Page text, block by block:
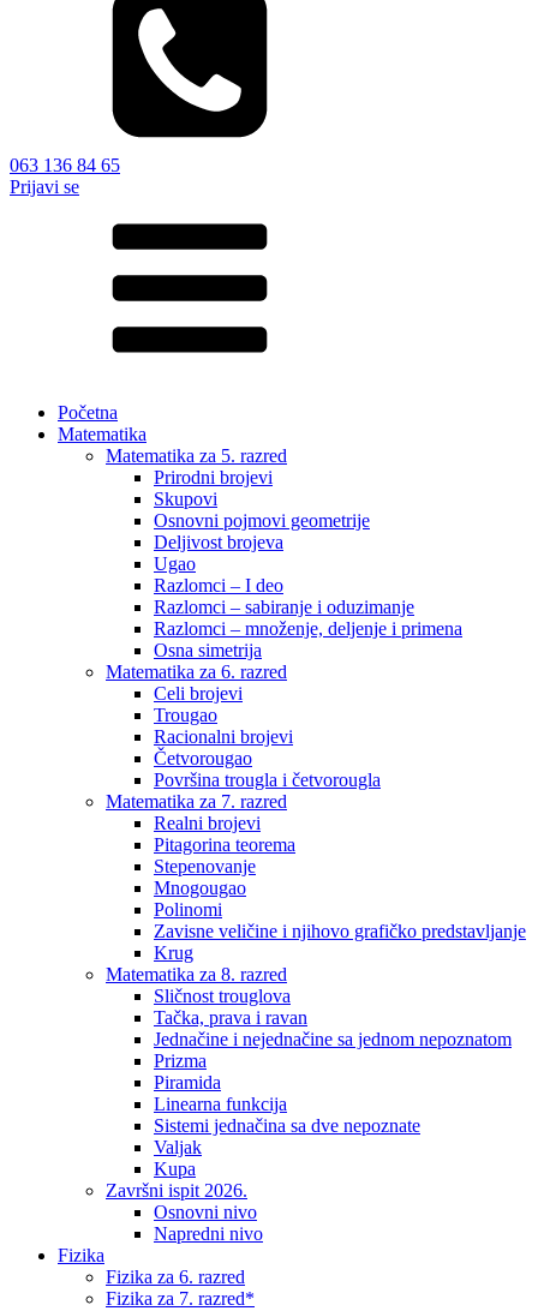
063 136 84 65
Prijavi se
Početna
Matematika
Matematika za 5. razred
Prirodni brojevi
Skupovi
Osnovni pojmovi geometrije
Deljivost brojeva
Ugao
Razlomci – I deo
Razlomci – sabiranje i oduzimanje
Razlomci – množenje, deljenje i primena
Osna simetrija
Matematika za 6. razred
Celi brojevi
Trougao
Racionalni brojevi
Četvorougao
Površina trougla i četvorougla
Matematika za 7. razred
Realni brojevi
Pitagorina teorema
Stepenovanje
Mnogougao
Polinomi
Zavisne veličine i njihovo grafičko predstavljanje
Krug
Matematika za 8. razred
Sličnost trouglova
Tačka, prava i ravan
Jednačine i nejednačine sa jednom nepoznatom
Prizma
Piramida
Linearna funkcija
Sistemi jednačina sa dve nepoznate
Valjak
Kupa
Završni ispit 2026.
Osnovni nivo
Napredni nivo
Fizika
Fizika za 6. razred
Fizika za 7. razred*